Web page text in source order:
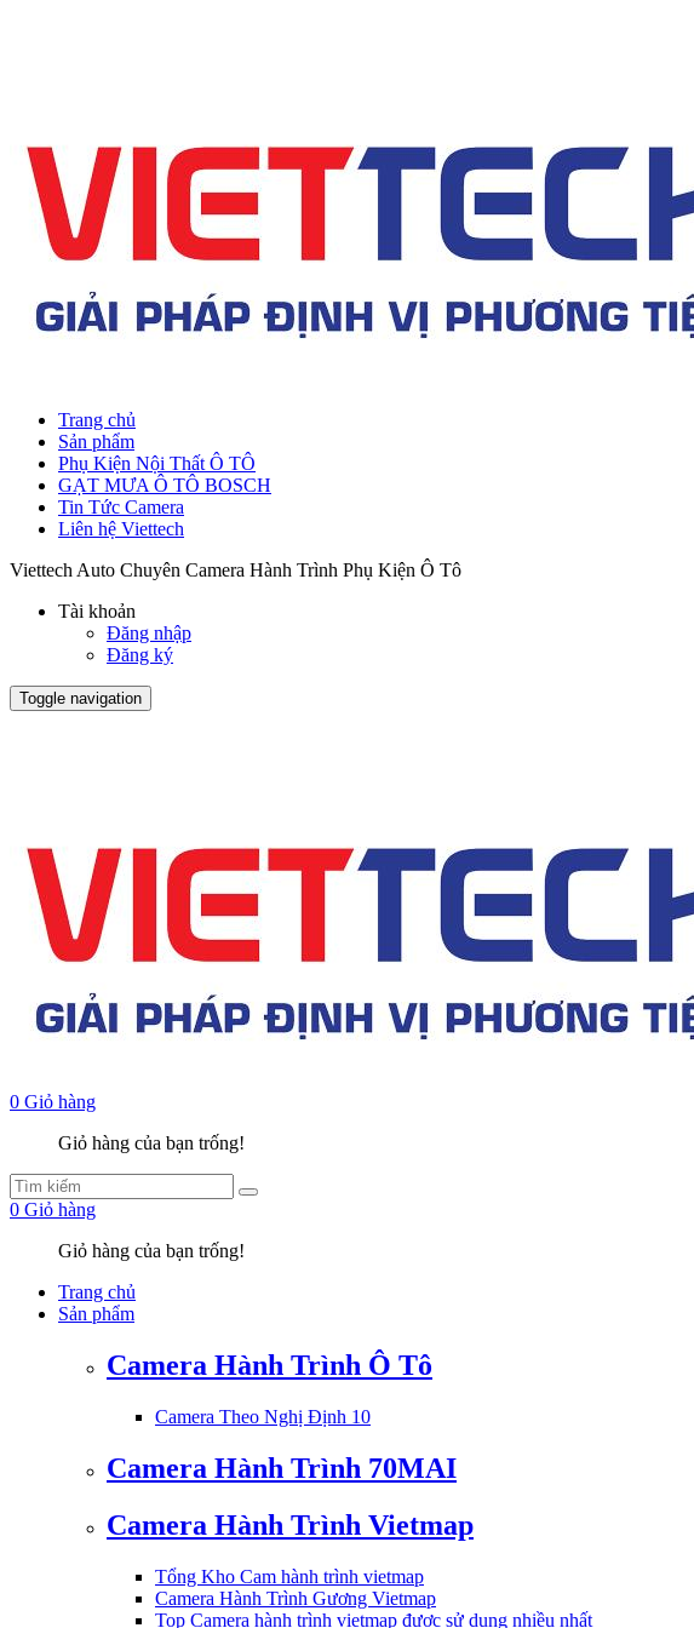
Trang chủ
Sản phẩm
Phụ Kiện Nội Thất Ô TÔ
GẠT MƯA Ô TÔ BOSCH
Tin Tức Camera
Liên hệ Viettech
Viettech Auto Chuyên Camera Hành Trình Phụ Kiện Ô Tô
Tài khoản
Đăng nhập
Đăng ký
Toggle navigation
0 Giỏ hàng
Giỏ hàng của bạn trống!
0 Giỏ hàng
Giỏ hàng của bạn trống!
Trang chủ
Sản phẩm
Camera Hành Trình Ô Tô
Camera Theo Nghị Định 10
Camera Hành Trình 70MAI
Camera Hành Trình Vietmap
Tổng Kho Cam hành trình vietmap
Camera Hành Trình Gương Vietmap
Top Camera hành trình vietmap được sử dụng nhiều nhất